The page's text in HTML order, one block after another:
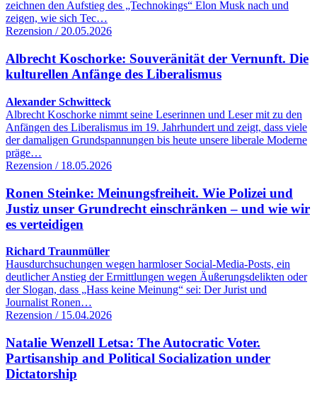
zeichnen den Aufstieg des „Technokings“ Elon Musk nach und
zeigen, wie sich Tec…
Rezension / 20.05.2026
Albrecht Koschorke: Souveränität der Vernunft. Die
kulturellen Anfänge des Liberalismus
Alexander Schwitteck
Albrecht Koschorke nimmt seine Leserinnen und Leser mit zu den
Anfängen des Liberalismus im 19. Jahrhundert und zeigt, dass viele
der damaligen Grundspannungen bis heute unsere liberale Moderne
präge…
Rezension / 18.05.2026
Ronen Steinke: Meinungsfreiheit. Wie Polizei und
Justiz unser Grundrecht einschränken – und wie wir
es verteidigen
Richard Traunmüller
Hausdurchsuchungen wegen harmloser Social-Media-Posts, ein
deutlicher Anstieg der Ermittlungen wegen Äußerungsdelikten oder
der Slogan, dass „Hass keine Meinung“ sei: Der Jurist und
Journalist Ronen…
Rezension / 15.04.2026
Natalie Wenzell Letsa: The Autocratic Voter.
Partisanship and Political Socialization under
Dictatorship